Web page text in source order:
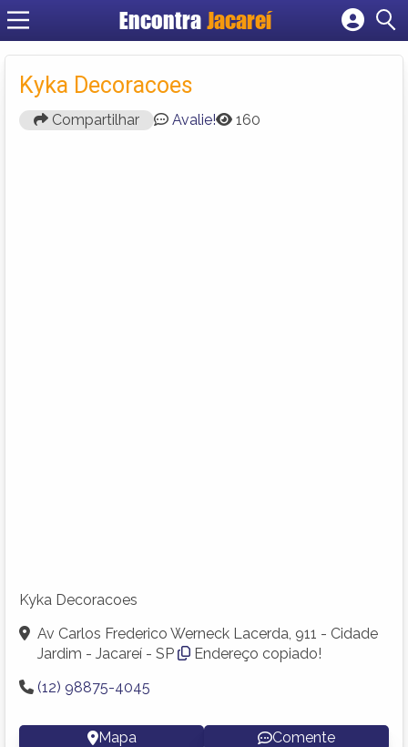
Encontra Jacareí
Cadastrar empresa
Criar conta
Kyka Decoracoes
Compartilhar Avalie! 160
Kyka Decoracoes
Av Carlos Frederico Werneck Lacerda, 911 - Cidade
Jardim - Jacareí - SP
Endereço copiado!
(12) 98875-4045
Mapa Comente